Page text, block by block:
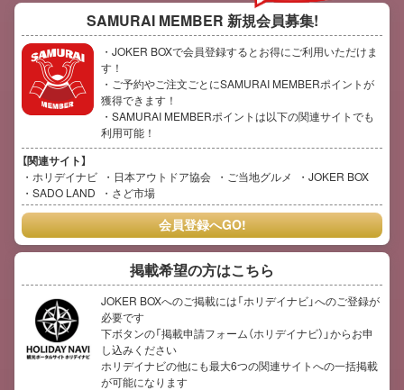
SAMURAI MEMBER 新規会員募集!
・JOKER BOXで会員登録するとお得にご利用いただけま
す！
・ご予約やご注文ごとにSAMURAI MEMBERポイントが
獲得できます！
・SAMURAI MEMBERポイントは以下の関連サイトでも
利用可能！
【関連サイト】
ホリデイナビ 日本アウトドア協会 ご当地グルメ
JOKER BOX
SADO LAND
さど市場
会員登録へGO!
掲載希望の方はこちら
JOKER BOXへのご掲載には「ホリデイナビ」へのご登録が
必要です
下ボタンの「掲載申請フォーム（ホリデイナビ）」からお申
し込みください
ホリデイナビの他にも最大6つの関連サイトへの一括掲載
が可能になります